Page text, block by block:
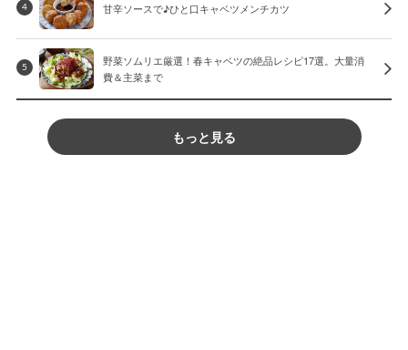
4 甘辛ソースで♪ひと口キャベツメンチカツ
5
野菜ソムリエ厳選！春キャベツの絶品レシピ17選。大量消
費＆主菜まで
もっと見る